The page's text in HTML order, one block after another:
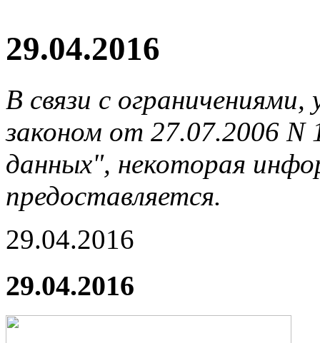
29.04.2016
В связи с
законом от 27.07.2006
данных", некоторая
предоставляется.
29.04.2016
29.04.2016